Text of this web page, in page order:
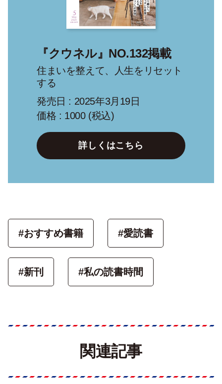
『クウネル』NO.132掲載
住まいを整えて、人生をリセット
する
発売日 : 2025年3月19日
価格 : 1000 (税込)
詳しくはこちら
#おすすめ書籍 #愛読書
#新刊 #私の読書時間
関連記事